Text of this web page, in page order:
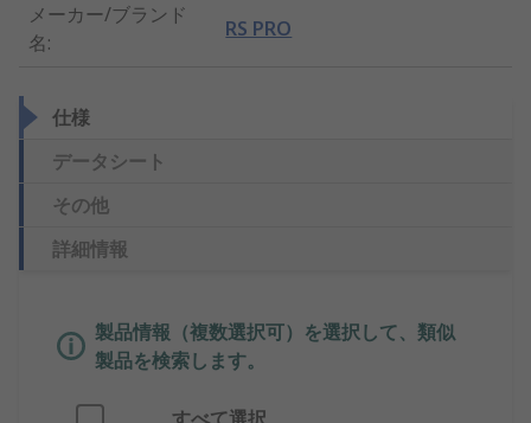
メーカー/ブランド
名:
RS PRO
仕様
データシート
その他
詳細情報
製品情報（複数選択可）を選択して、類似
製品を検索します。